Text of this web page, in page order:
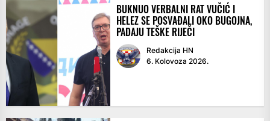
BUKNUO VERBALNI RAT VUČIĆ I
HELEZ SE POSVAĐALI OKO BUGOJNA,
PADAJU TEŠKE RIJEČI
Redakcija HN
6. Kolovoza 2026.